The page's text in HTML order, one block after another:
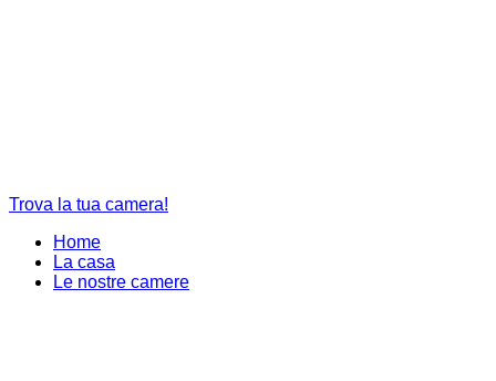
Trova la tua camera!
Home
La casa
Le nostre camere